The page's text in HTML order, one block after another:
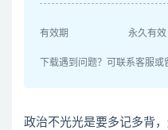
有效期 永久有效
下载遇到问题？可联系客服或
政治不光光是要多记多背